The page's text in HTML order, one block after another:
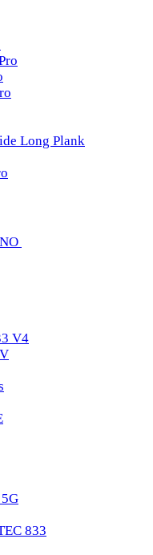
Long Plank
V4
833